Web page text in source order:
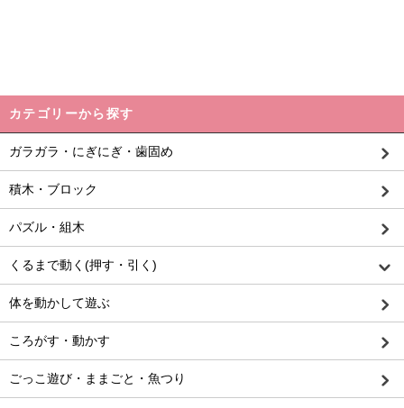
カテゴリーから探す
ガラガラ・にぎにぎ・歯固め
積木・ブロック
パズル・組木
くるまで動く(押す・引く)
体を動かして遊ぶ
ころがす・動かす
ごっこ遊び・ままごと・魚つり